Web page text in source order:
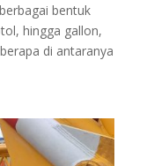
bentuk
hingga gallon,
di antaranya